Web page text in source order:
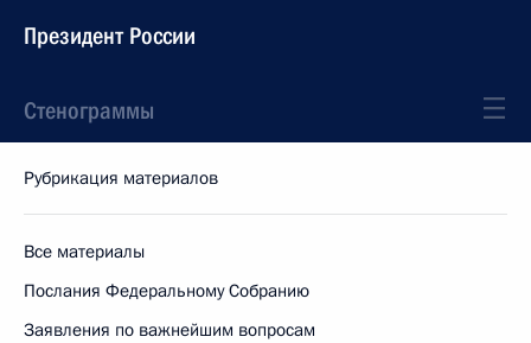
Президент России
Стенограммы
Рубрикация материалов
Все материалы
Послания Федеральному Собранию
Заявления по важнейшим вопросам